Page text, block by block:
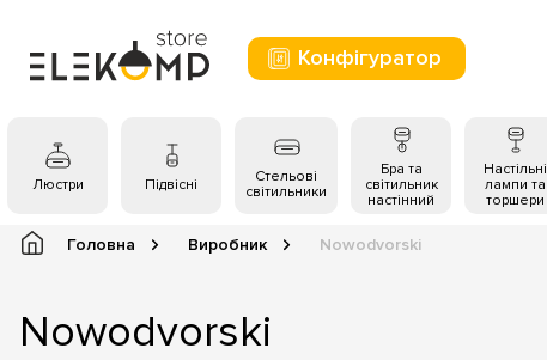
Конфігуратор
Люстри Підвісні
Стельові
світильники
Бра та
світильник
настінний
Настільні
лампи та
торшери
Головна Виробник Nowodvorski
Nowodvorski